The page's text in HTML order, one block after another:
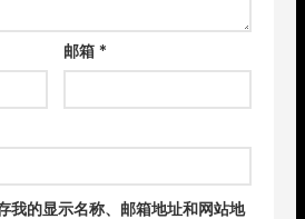
邮箱*
我的显示名称、邮箱地址和网站地